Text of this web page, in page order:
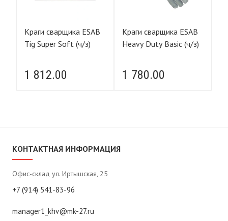
Краги сварщика ESAB
Tig Super Soft (ч/з)
1 812.00
Краги сварщика ESAB
Heavy Duty Basic (ч/з)
1 780.00
КОНТАКТНАЯ ИНФОРМАЦИЯ
Офис-склад ул. Иртышская, 25
+7 (914) 541-83-96
manager1_khv@mk-27.ru